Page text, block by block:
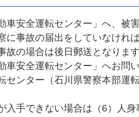
車安全運転センター」へ、被
に事故の届出をしていなけれ
故の場合は後日郵送となります
車安全運転センター」へお問
センター（石川県警察本部運
入手できない場合は（6）人